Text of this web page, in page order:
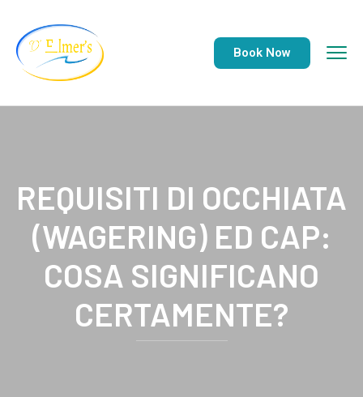
Book Now
REQUISITI DI OCCHIATA
(WAGERING) ED CAP:
COSA SIGNIFICANO
CERTAMENTE?